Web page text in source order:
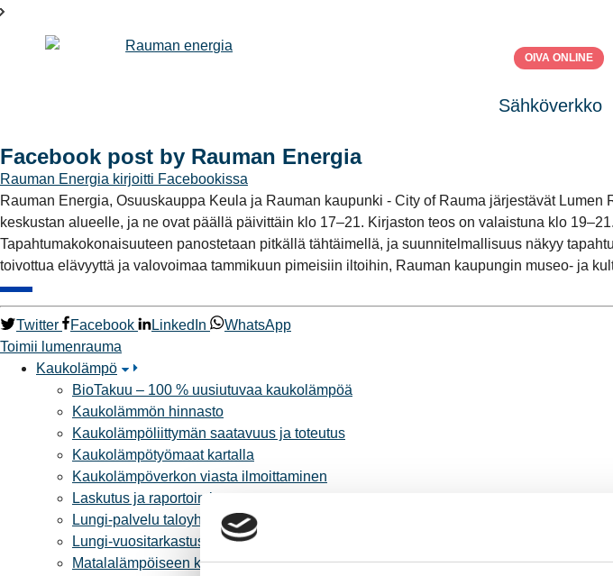
OIVA ONLINE
Sähköverkko
Facebook post by Rauman Energia
Rauman Energia kirjoitti Facebookissa
Rauman Energia, Osuuskauppa Keula ja Rauman kaupunki - City of Rauma järjestävät
keskustan alueelle, ja ne ovat päällä päivittäin klo 17–21. Kirjaston teos on valaistuna klo
Tapahtumakokonaisuuteen panostetaan pitkällä tähtäimellä, ja suunnitelmallisuus näkyy
toivottua elävyyttä ja valovoimaa tammikuun pimeisiin iltoihin, Rauman kaupungin museo- ja
Twitter Facebook LinkedIn
WhatsApp
Toimii lumenrauma
Kaukolämpö
BioTakuu – 100 % uusiutuvaa kaukolämpöä
Kaukolämmön hinnasto
Kaukolämpöliittymän saatavuus ja toteutus
Kaukolämpötyömaat kartalla
Kaukolämpöverkon viasta ilmoittaminen
Laskutus ja raportointi
Lungi-palvelu taloyhtiöille ja yrityksille
Lungi-vuositarkastus kuluttajille
Matalalämpöiseen kaukolämpöön siirtyminen